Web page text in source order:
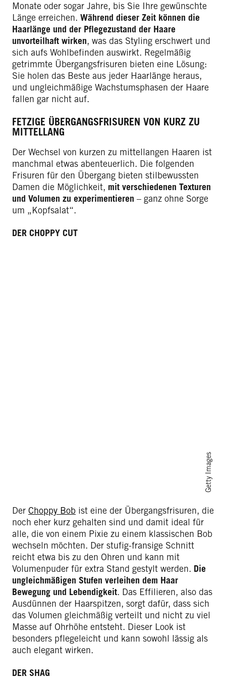
Monate oder sogar Jahre, bis Sie Ihre gewünschte
Länge erreichen. Während dieser Zeit können die
Haarlänge und der Pflegezustand der Haare
unvorteilhaft wirken, was das Styling erschwert und
sich aufs Wohlbefinden auswirkt. Regelmäßig
getrimmte Übergangsfrisuren bieten eine Lösung:
Sie holen das Beste aus jeder Haarlänge heraus,
und ungleichmäßige Wachstumsphasen der Haare
fallen gar nicht auf.
FETZIGE ÜBERGANGSFRISUREN VON KURZ ZU
MITTELLANG
Der Wechsel von kurzen zu mittellangen Haaren ist
manchmal etwas abenteuerlich. Die folgenden
Frisuren für den Übergang bieten stilbewussten
Damen die Möglichkeit, mit verschiedenen Texturen
und Volumen zu experimentieren – ganz ohne Sorge
um „Kopfsalat“.
DER CHOPPY CUT
Getty Images
Der Choppy Bob ist eine der Übergangsfrisuren, die
noch eher kurz gehalten sind und damit ideal für
alle, die von einem Pixie zu einem klassischen Bob
wechseln möchten. Der stufig-fransige Schnitt
reicht etwa bis zu den Ohren und kann mit
Volumenpuder für extra Stand gestylt werden. Die
ungleichmäßigen Stufen verleihen dem Haar
Bewegung und Lebendigkeit. Das Effilieren, also das
Ausdünnen der Haarspitzen, sorgt dafür, dass sich
das Volumen gleichmäßig verteilt und nicht zu viel
Masse auf Ohrhöhe entsteht. Dieser Look ist
besonders pflegeleicht und kann sowohl lässig als
auch elegant wirken.
DER SHAG